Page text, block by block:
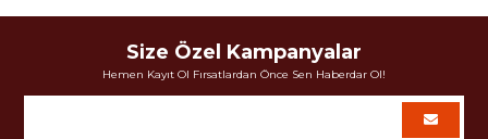
Size Özel Kampanyalar
Hemen Kayıt Ol Fırsatlardan Önce Sen Haberdar Ol!